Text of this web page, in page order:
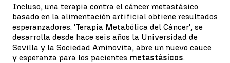
Incluso, una terapia contra el cáncer metastásico
basado en la alimentación artificial obtiene resultados
esperanzadores. 'Terapia Metabólica del Cáncer', se
desarrolla desde hace seis años la Universidad de
Sevilla y la Sociedad Aminovita, abre un nuevo cauce
y esperanza para los pacientes metastásicos.